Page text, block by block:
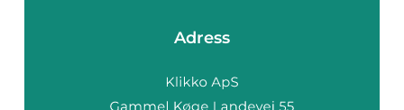
Adress